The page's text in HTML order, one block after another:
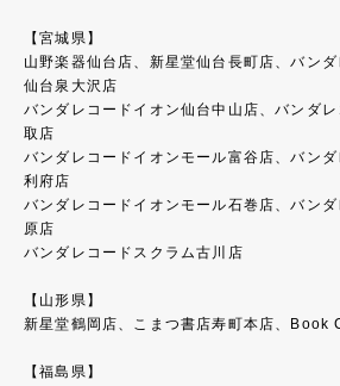
【宮城県】
山野楽器仙台店、新星堂仙台長町店、バン
仙台泉大沢店
バンダレコードイオン仙台中山店、バンダ
取店
バンダレコードイオンモール富谷店、バン
利府店
バンダレコードイオンモール石巻店、バン
原店
バンダレコードスクラム古川店
【山形県】
新星堂鶴岡店、こまつ書店寿町本店、Book
【福島県】